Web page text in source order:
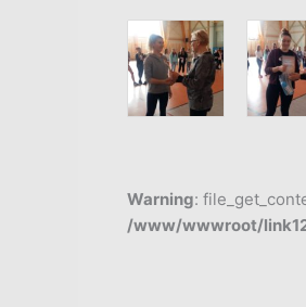
Warning:
/www/wwwroot/